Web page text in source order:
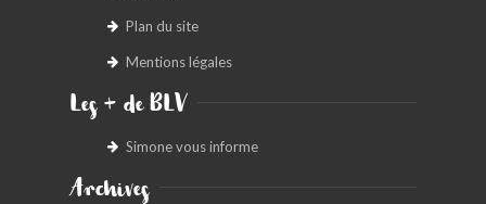
Plan du site
Mentions légales
Les + de BLV
Simone vous informe
Archives